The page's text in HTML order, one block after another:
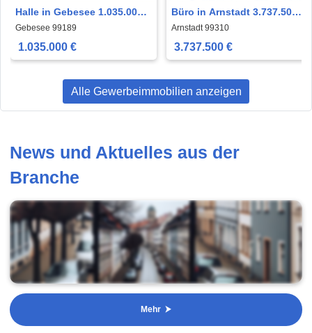
Halle in Gebesee 1.035.000
€ 2300 m²
Gebesee 99189
1.035.000 €
Büro in Arnstadt 3.737.500
€ 1890.96 m²
Arnstadt 99310
3.737.500 €
Alle Gewerbeimmobilien anzeigen
News und Aktuelles aus der
Branche
Mehr ⮞